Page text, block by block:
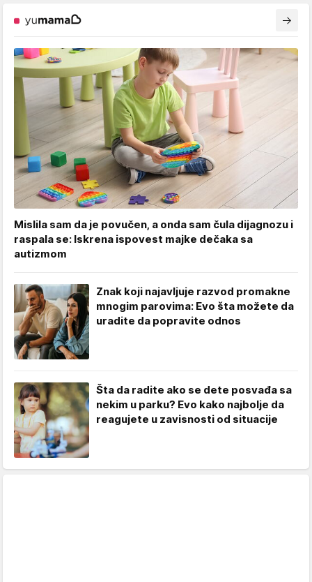
Mislila sam da je povučen, a onda sam čula dijagnozu i
raspala se: Iskrena ispovest majke dečaka sa
autizmom
Znak koji najavljuje razvod promakne
mnogim parovima: Evo šta možete da
uradite da popravite odnos
Šta da radite ako se dete posvađa sa
nekim u parku? Evo kako najbolje da
reagujete u zavisnosti od situacije